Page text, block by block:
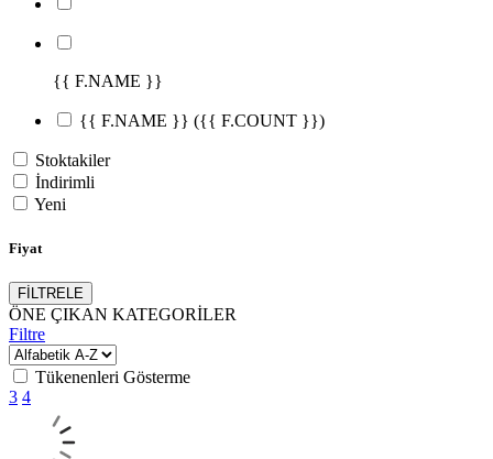
{{ F.NAME }}
{{ F.NAME }} ({{ F.COUNT }})
Stoktakiler
İndirimli
Yeni
Fiyat
FİLTRELE
ÖNE ÇIKAN KATEGORİLER
Filtre
Tükenenleri Gösterme
3 4